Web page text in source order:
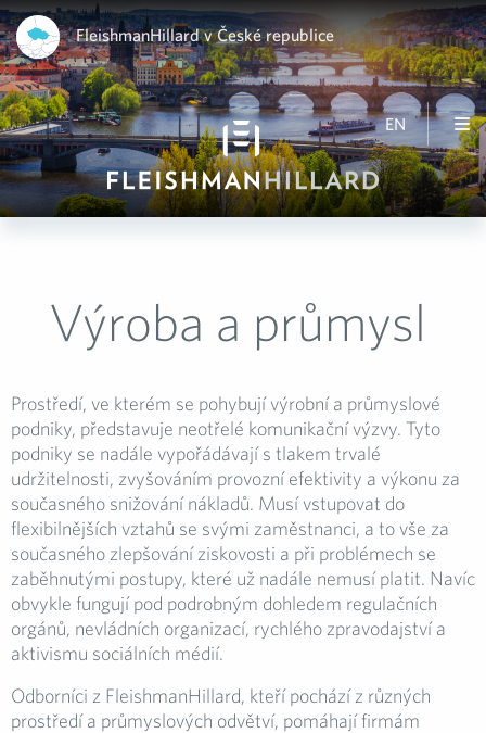
FleishmanHillard v České republice
EN
Výroba a průmysl
Prostředí, ve kterém se pohybují výrobní a průmyslové
podniky, představuje neotřelé komunikační výzvy. Tyto
podniky se nadále vypořádávají s tlakem trvalé
udržitelnosti, zvyšováním provozní efektivity a výkonu za
současného snižování nákladů. Musí vstupovat do
flexibilnějších vztahů se svými zaměstnanci, a to vše za
současného zlepšování ziskovosti a při problémech se
zaběhnutými postupy, které už nadále nemusí platit. Navíc
obvykle fungují pod podrobným dohledem regulačních
orgánů, nevládních organizací, rychlého zpravodajství a
aktivismu sociálních médií.
Odborníci z FleishmanHillard, kteří pochází z různých
prostředí a průmyslových odvětví, pomáhají firmám